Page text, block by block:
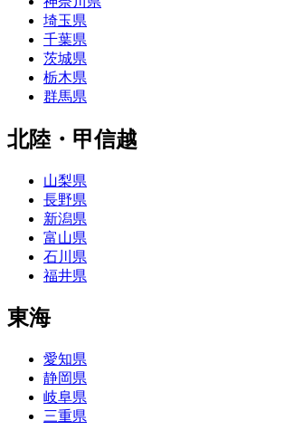
埼玉県
千葉県
茨城県
栃木県
群馬県
北陸・甲信越
山梨県
長野県
新潟県
富山県
石川県
福井県
東海
愛知県
静岡県
岐阜県
三重県